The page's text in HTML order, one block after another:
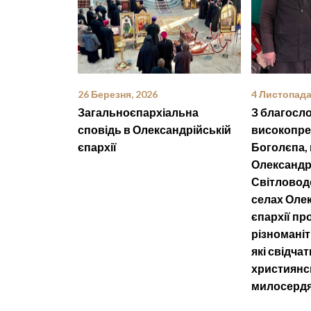
26 Березня, 2026
Загальноєпархіальна
сповідь в Олександрійській
єпархії
4
З
селах
єпархії
які